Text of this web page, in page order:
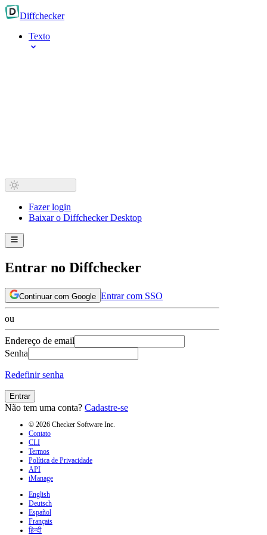
Diffchecker
Texto
Fazer login
Baixar o Diffchecker Desktop
Entrar no Diffchecker
Continuar com Google Entrar com SSO
ou
Endereço de email
Senha
Redefinir senha
Entrar
Não tem uma conta? Cadastre-se
© 2026 Checker Software Inc.
Contato
CLI
Termos
Política de Privacidade
API
iManage
English
Deutsch
Español
Français
हिन्दी